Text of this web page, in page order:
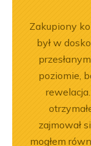
Zakupiony
był w
poziomie,
zajmował
mogłem